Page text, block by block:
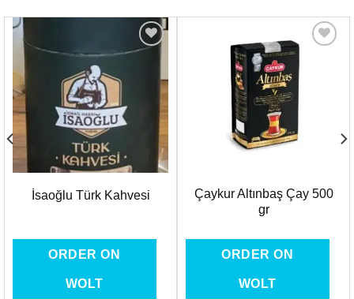
İsaoğlu Türk Kahvesi
ORDER ON
WOLT
Favorilere
Çaykur Altınbaş Çay 500
gr
ORDER ON
WOLT